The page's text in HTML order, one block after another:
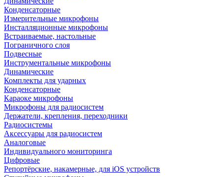
Конденсаторные
Измерительные микрофоны
Инсталляционные микрофоны
Встраиваемые, настольные
Пограничного слоя
Подвесные
Инструментальные микрофоны
Динамические
Комплекты для ударных
Конденсаторные
Караоке микрофоны
Микрофоны для радиосистем
Держатели, крепления, переходники
Радиосистемы
Аксессуары для радиосистем
Аналоговые
Индивидуального мониторинга
Цифровые
Репортёрские, накамерные, для iOS устройств